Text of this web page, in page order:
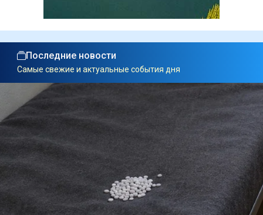
Последние новости
Самые свежие и актуальные события дня